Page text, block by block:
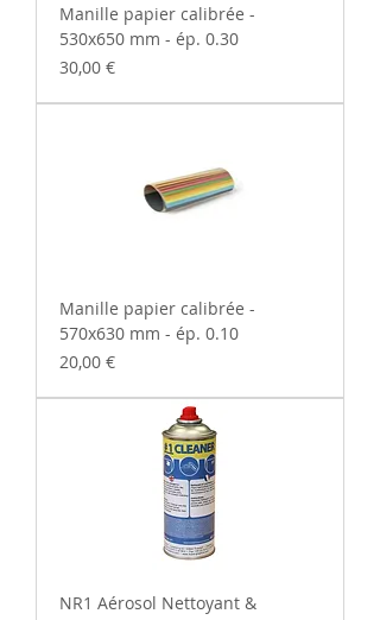
Manille papier calibrée -
530x650 mm - ép. 0.30
Prix
30,00 €
Manille papier calibrée -
570x630 mm - ép. 0.10
Prix
20,00 €
NR1 Aérosol Nettoyant &